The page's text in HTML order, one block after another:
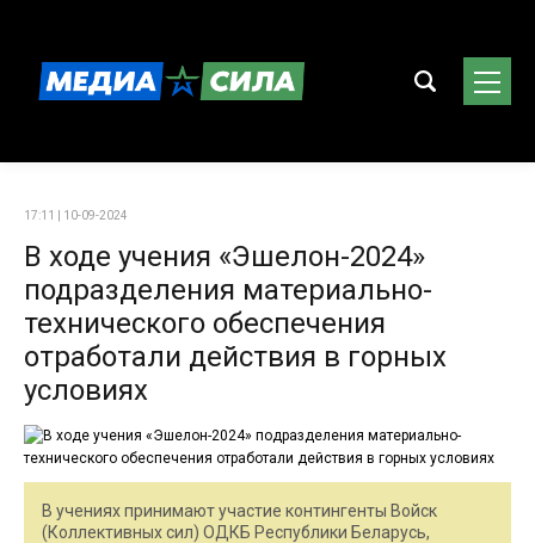
17:11 | 10-09-2024
В ходе учения «Эшелон-2024»
подразделения материально-
технического обеспечения
отработали действия в горных
условиях
В учениях принимают участие контингенты Войск
(Коллективных сил) ОДКБ Республики Беларусь,